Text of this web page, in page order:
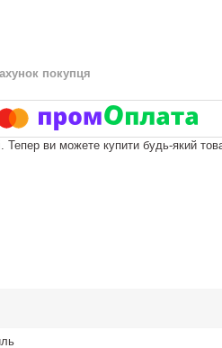
покупця
Тепер ви можете купити будь-який